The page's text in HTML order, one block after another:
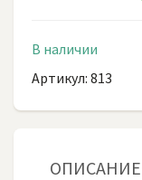
В наличии
Артикул: 813
ОПИСАНИЕ